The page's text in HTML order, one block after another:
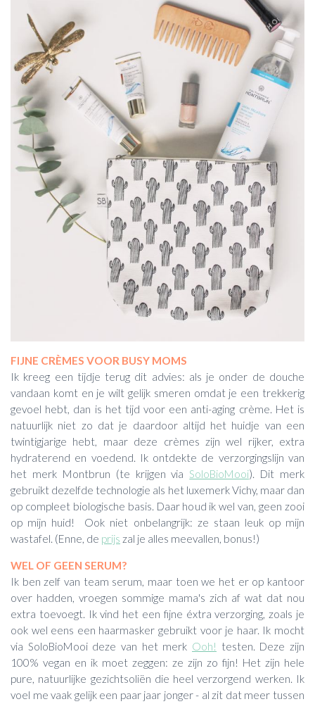
FIJNE CRÈMES VOOR BUSY MOMS
Ik kreeg een tijdje terug dit advies: als je onder de douche
vandaan komt en je wilt gelijk smeren omdat je een trekkerig
gevoel hebt, dan is het tijd voor een anti-aging crème. Het is
natuurlijk niet zo dat je daardoor altijd het huidje van een
twintigjarige hebt, maar deze crèmes zijn wel rijker, extra
hydraterend en voedend. Ik ontdekte de verzorgingslijn van
het merk Montbrun (te krijgen via SoloBioMooi). Dit merk
gebruikt dezelfde technologie als het luxemerk Vichy, maar dan
op compleet biologische basis. Daar houd ik wel van, geen zooi
op mijn huid! Ook niet onbelangrijk: ze staan leuk op mijn
wastafel. (Enne, de prijs zal je alles meevallen, bonus!)
WEL OF GEEN SERUM?
Ik ben zelf van team serum, maar toen we het er op kantoor
over hadden, vroegen sommige mama's zich af wat dat nou
extra toevoegt. Ik vind het een fijne éxtra verzorging, zoals je
ook wel eens een haarmasker gebruikt voor je haar. Ik mocht
via SoloBioMooi deze van het merk Ooh! testen. Deze zijn
100% vegan en ik moet zeggen: ze zijn zo fijn! Het zijn hele
pure, natuurlijke gezichtsoliën die heel verzorgend werken. Ik
voel me vaak gelijk een paar jaar jonger - al zit dat meer tussen